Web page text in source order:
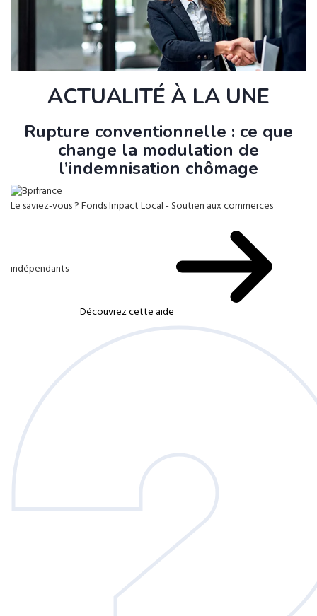
ACTUALITÉ À LA UNE
Rupture conventionnelle : ce que
change la modulation de
l’indemnisation chômage
Le saviez-vous ?Fonds Impact Local - Soutien aux commerces
indépendants
Découvrez cette aide